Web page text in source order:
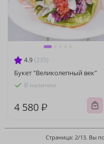
4.9 (235)
Букет "Великолепный век"
В наличии
4 580 ₽
Страница: 2/13. Вы